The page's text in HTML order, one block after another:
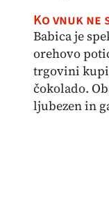
Ko vnuk ne
Babica je
orehovo
trgovini
čokolado.
ljubezen in